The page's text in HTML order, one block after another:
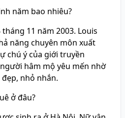
năm bao nhiêu?
11 năm 2003. Louis
năng chuyên môn xuất
chú ý của giới truyền
hâm mộ yêu mến nhờ
nhỏ nhắn.
ở đâu?